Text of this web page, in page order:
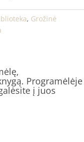
, Grožinė
Programėlėje
į juos